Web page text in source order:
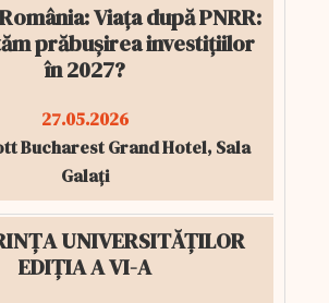
Viața după PNRR:
prăbușirea investițiilor
în 2027?
27.05.2026
Bucharest Grand Hotel, Sala
Galați
UNIVERSITĂȚILOR
EDIȚIA A VI-A